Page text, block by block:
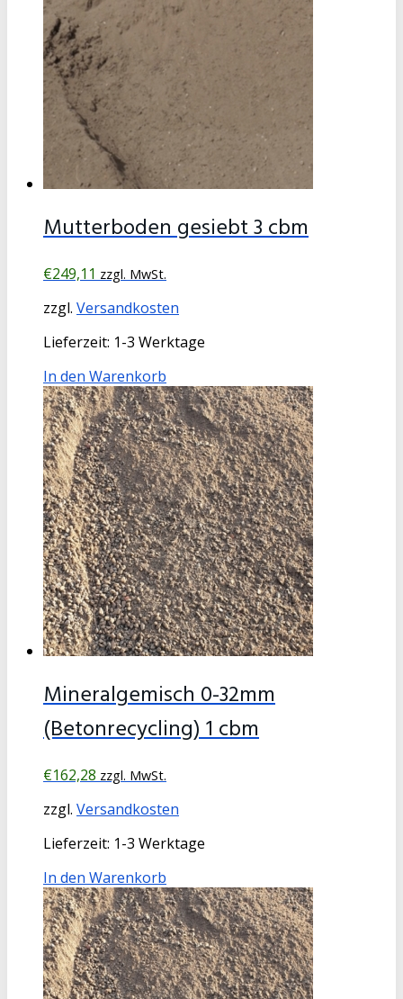
Mutterboden gesiebt 3 cbm
€249,11 zzgl. MwSt.
zzgl. Versandkosten
Lieferzeit: 1-3 Werktage
In den Warenkorb
Mineralgemisch 0-32mm
(Betonrecycling) 1 cbm
€162,28 zzgl. MwSt.
zzgl. Versandkosten
Lieferzeit: 1-3 Werktage
In den Warenkorb